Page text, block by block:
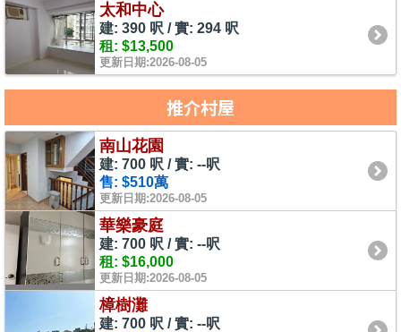
太和中心
建: 390 呎 / 實: 294 呎
租: $13,500
更新日期:2026-08-05
推介村屋
南山花園
建: 700 呎 / 實: --呎
售: $510萬
更新日期:2026-08-05
華樂豪庭
建: 700 呎 / 實: --呎
租: $16,000
更新日期:2026-08-05
樟樹灘
建: 700 呎 / 實: --呎